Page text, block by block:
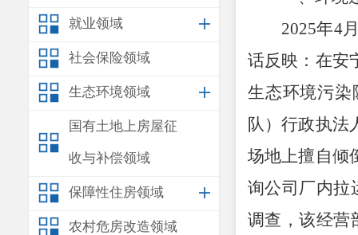
就业领域
社会保险领域
生态环境领域
国有土地上房屋征
收与补偿领域
保障性住房领域
农村危房改造领域
2025年4
话反映：在安
生态环境污染
队）行政执法
场地上擅自倾
询公司厂内拉
调查，该经营